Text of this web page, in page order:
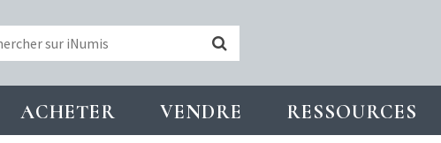
ACHETER VENDRE RESSOURCES